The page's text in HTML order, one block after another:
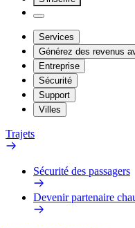
Services
Générez des revenus
Entreprise
Sécurité
Support
Villes
Trajets
Sécurité des passagers
Devenir partenaire